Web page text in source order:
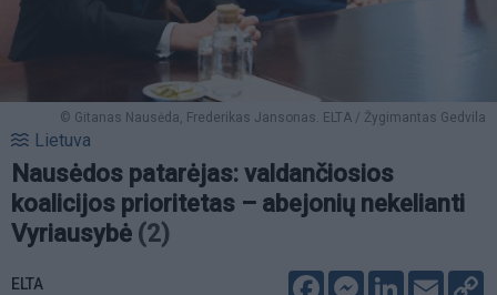
© Gitanas Nausėda, Frederikas Jansonas. ELTA / Žygimantas Gedvila
Lietuva
Nausėdos patarėjas: valdančiosios
koalicijos prioritetas – abejonių nekelianti
Vyriausybė (2)
ELTA
FacebookMessenger
LinkedIn
Email